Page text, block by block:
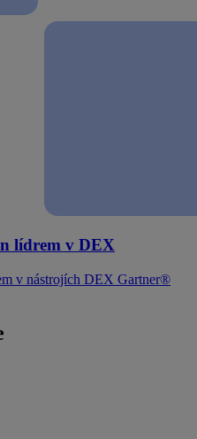
lídrem v DEX
v nástrojích DEX Gartner®